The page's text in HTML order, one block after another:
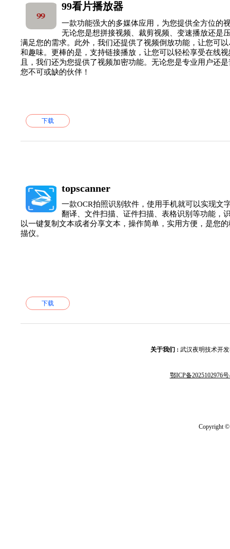
99看片播放器
一款功能强大的多媒体应用，为您提供全方位的
无论您是想拼接视频、裁剪视频、变速播放还是
满足您的需求。此外，我们还提供了视频倒放功能，让您可
和趣味。更棒的是，支持链接播放，让您可以轻松享受在线
且，我们还为您提供了视频加密功能。无论您是专业用户还
您不可或缺的伙伴！
下载
topscanner
一款OCR拍照识别软件，使用手机就可以实现文
翻译、文件扫描、证件扫描、表格识别等功能，
以一键复制文本或者分享文本，操作简单，实用方便，是您
描仪。
下载
关于我们 : 武汉夜明技术开
鄂ICP备2025102976号
Copyright